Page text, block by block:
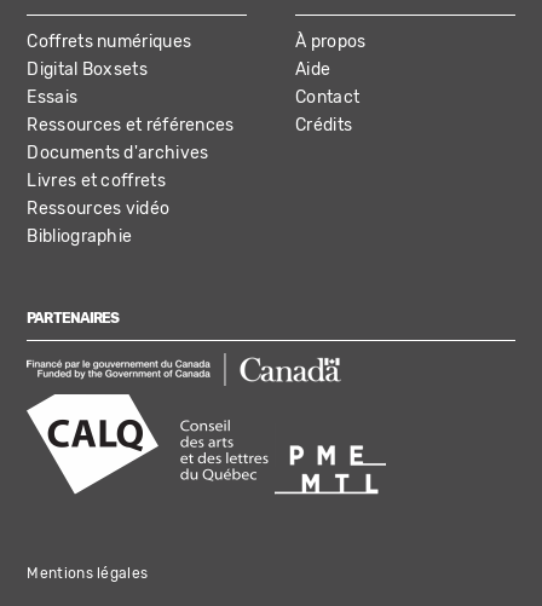
Coffrets numériques
Digital Boxsets
Essais
Ressources et références
Documents d'archives
Livres et coffrets
Ressources vidéo
Bibliographie
À propos
Aide
Contact
Crédits
PARTENAIRES
Mentions légales